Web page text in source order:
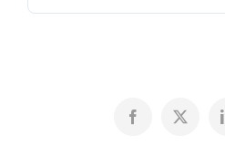
Facebook
X